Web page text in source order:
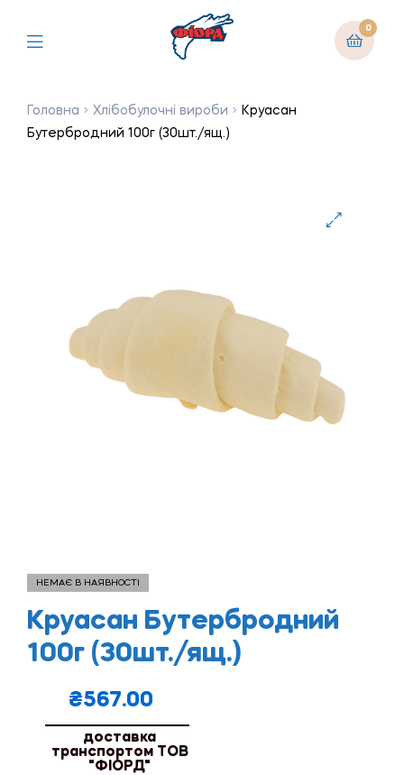
0
Головна Хлібобулочні вироби
Круасан
Бутербродний 100г (30шт./ящ.)
НЕМАЄ В НАЯВНОСТІ
Круасан Бутербродний
100г (30шт./ящ.)
₴567.00
доставка
транспортом ТОВ
"ФІОРД"